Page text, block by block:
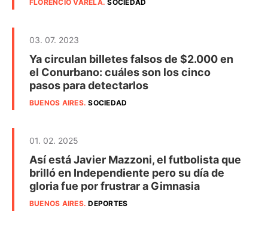
FLORENCIO VARELA.SOCIEDAD
03. 07. 2023
Ya circulan billetes falsos de $2.000 en
el Conurbano: cuáles son los cinco
pasos para detectarlos
BUENOS AIRES.SOCIEDAD
01. 02. 2025
Así está Javier Mazzoni, el futbolista que
brilló en Independiente pero su día de
gloria fue por frustrar a Gimnasia
BUENOS AIRES.DEPORTES